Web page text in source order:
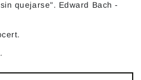
quejarse". Edward Bach -